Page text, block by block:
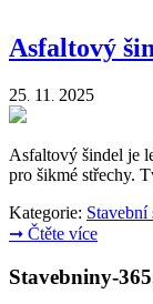
Asfaltový
25. 11 . 2025
Asfaltový šindel je
pro šikmé střechy.
Kategorie:
➞ Čtěte více
Stavebniny-